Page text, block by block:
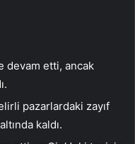
devam etti, ancak
pazarlardaki zayıf
kaldı.